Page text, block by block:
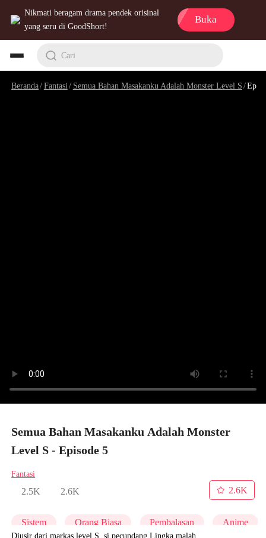
Nikmati beragam drama pendek orisinal
yang seru di GoodShort!
Buka
Cari
Beranda/Fantasi / Semua Bahan Masakanku Adalah Monster Level S/Episode 5
Semua Bahan Masakanku Adalah Monster
Level S - Episode 5
Fantasi
2.5K 2.6K
2.6K
Sistem Orang Biasa Pembalasan Anime
Diusir dari markas level S, si pecundang Lingka malah